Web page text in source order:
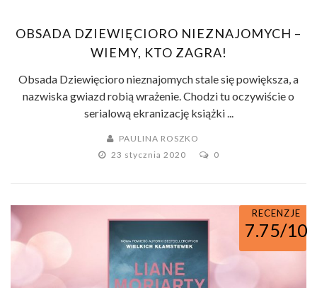
OBSADA DZIEWIĘCIORO NIEZNAJOMYCH –
WIEMY, KTO ZAGRA!
Obsada Dziewięcioro nieznajomych stale się powiększa, a
nazwiska gwiazd robią wrażenie. Chodzi tu oczywiście o
serialową ekranizację książki ...
PAULINA ROSZKO
23 stycznia 2020
0
RECENZJE
7.75/10